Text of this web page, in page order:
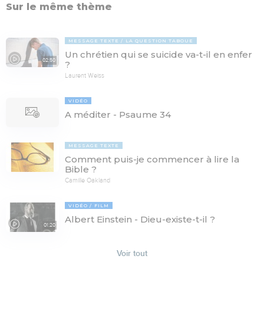
Sur le même thème
02:50
MESSAGE TEXTE LA QUESTION TABOUE
Un chrétien qui se suicide va-t-il en enfer
?
Laurent Weiss
VIDÉO
A méditer - Psaume 34
MESSAGE TEXTE
Comment puis-je commencer à lire la
Bible ?
Camille Oakland
01:20
VIDÉO FILM
Albert Einstein - Dieu-existe-t-il ?
Voir tout